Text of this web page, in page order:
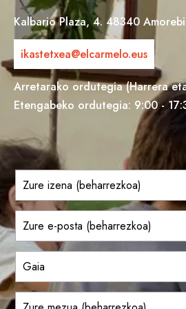
Kalbario Plaza, 4. 48340
ikastetxea@elcarmelo.eus
Arretarako ordutegia (Harrera
Etengabeko ordutegia: 9:00 -